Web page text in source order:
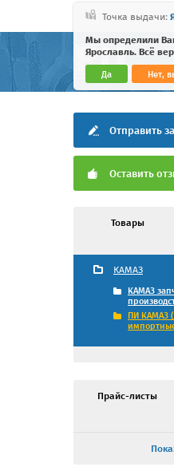
Точка выдачи:
Мы определили
Ярославль. Всё
Да Нет,
Отправить
Оставить
Товары
КАМАЗ
КАМАЗ
ПИ КАМАЗ
Прайс-листы